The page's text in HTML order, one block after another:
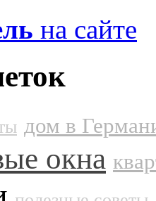
на сайте
дом в
окна